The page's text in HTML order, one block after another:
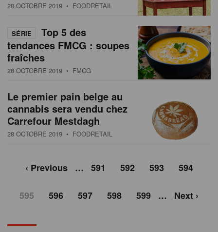
28 OCTOBRE 2019 • FOODRETAIL
SÉRIE
Top 5 des
tendances FMCG : soupes
fraîches
28 OCTOBRE 2019 • FMCG
Le premier pain belge au
cannabis sera vendu chez
Carrefour Mestdagh
28 OCTOBRE 2019 • FOODRETAIL
‹ Previous … 591 592 593 594
595 596 597 598 599 … Next ›